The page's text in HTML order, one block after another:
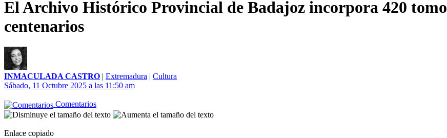
El Archivo Histórico Provincial de Badajoz incorpora 420
centenarios
INMACULADA CASTRO | Extremadura | Cultura
Sábado, 11 Octubre 2025 a las 11:50 am
Comentarios
Enlace copiado